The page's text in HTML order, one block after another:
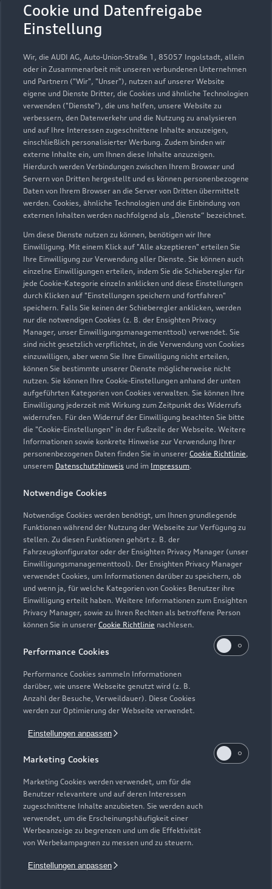
Cookie und Datenfreigabe
Einstellung
Wir, die AUDI AG, Auto-Union-Straße 1, 85057 Ingolstadt, allein
oder in Zusammenarbeit mit unseren verbundenen Unternehmen
und Partnern ("Wir", "Unser"), nutzen auf unserer Website
eigene und Dienste Dritter, die Cookies und ähnliche Technologien
verwenden ("Dienste"), die uns helfen, unsere Website zu
verbessern, den Datenverkehr und die Nutzung zu analysieren
und auf Ihre Interessen zugeschnittene Inhalte anzuzeigen,
einschließlich personalisierter Werbung. Zudem binden wir
externe Inhalte ein, um Ihnen diese Inhalte anzuzeigen.
Hierdurch werden Verbindungen zwischen Ihrem Browser und
Servern von Dritten hergestellt und es können personenbezogene
Daten von Ihrem Browser an die Server von Dritten übermittelt
werden. Cookies, ähnliche Technologien und die Einbindung von
externen Inhalten werden nachfolgend als „Dienste“ bezeichnet.
Um diese Dienste nutzen zu können, benötigen wir Ihre
Einwilligung. Mit einem Klick auf "Alle akzeptieren" erteilen Sie
Ihre Einwilligung zur Verwendung aller Dienste. Sie können auch
einzelne Einwilligungen erteilen, indem Sie die Schieberegler für
jede Cookie-Kategorie einzeln anklicken und diese Einstellungen
durch Klicken auf "Einstellungen speichern und fortfahren"
speichern. Falls Sie keinen der Schieberegler anklicken, werden
nur die notwendigen Cookies (z. B. der Ensighten Privacy
Manager, unser Einwilligungsmanagementtool) verwendet. Sie
sind nicht gesetzlich verpflichtet, in die Verwendung von Cookies
einzuwilligen, aber wenn Sie Ihre Einwilligung nicht erteilen,
können Sie bestimmte unserer Dienste möglicherweise nicht
nutzen. Sie können Ihre Cookie-Einstellungen anhand der unten
aufgeführten Kategorien von Cookies verwalten. Sie können Ihre
Einwilligung jederzeit mit Wirkung zum Zeitpunkt des Widerrufs
widerrufen. Für den Widerruf der Einwilligung beachten Sie bitte
die "Cookie-Einstellungen" in der Fußzeile der Webseite. Weitere
Informationen sowie konkrete Hinweise zur Verwendung Ihrer
personenbezogenen Daten finden Sie in unserer Cookie Richtlinie,
unserem Datenschutzhinweis und im Impressum.
Notwendige Cookies
Notwendige Cookies werden benötigt, um Ihnen grundlegende
Funktionen während der Nutzung der Webseite zur Verfügung zu
stellen. Zu diesen Funktionen gehört z. B. der
Fahrzeugkonfigurator oder der Ensighten Privacy Manager (unser
Einwilligungsmanagementtool). Der Ensighten Privacy Manager
verwendet Cookies, um Informationen darüber zu speichern, ob
und wenn ja, für welche Kategorien von Cookies Benutzer ihre
Einwilligung erteilt haben. Weitere Informationen zum Ensighten
Privacy Manager, sowie zu Ihren Rechten als betroffene Person
können Sie in unserer Cookie Richtlinie nachlesen.
Performance Cookies
Performance Cookies sammeln Informationen
darüber, wie unsere Webseite genutzt wird (z. B.
Anzahl der Besuche, Verweildauer). Diese Cookies
werden zur Optimierung der Webseite verwendet.
Einstellungen anpassen
Marketing Cookies
Marketing Cookies werden verwendet, um für die
Benutzer relevantere und auf deren Interessen
zugeschnittene Inhalte anzubieten. Sie werden auch
verwendet, um die Erscheinungshäufigkeit einer
Werbeanzeige zu begrenzen und um die Effektivität
von Werbekampagnen zu messen und zu steuern.
Einstellungen anpassen
Ippinghäuser Straße 10/12
34466 Wolfhagen
05692 9876200
AUDI@AUTOHAUS-OSTMANN.DE
Kontaktdaten herunterladen
Öffnungszeiten
Verkauf
Geschlossen, öffnet am Montag 09:00
Service
Geschlossen,öffnet amMontag 07:00
Schautag
Geschlossen,öffnet am Sonntag 14:00
Zurück nach oben
Modelle
Elektromodelle
Plug-in-Hybride
Neuwagensuche
Gebrauchtwagensuche
Geschäftskunden
Service & Zubehör
Saisonale Angebote
Audi Services
Garantie
Audi digital services
myAudi
Support
Audi Code
Häufige Fragen (FAQ)
Audi Online Beratung
Online-Terminvereinbarung
Über Audi
Unternehmen
Karriere
Investor Relations
© 2026 AUDI AG. Alle Rechte vorbehalten
Impressum Rechtliches